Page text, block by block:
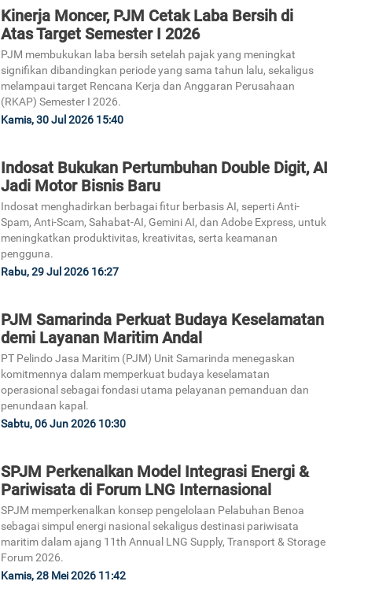
Kinerja Moncer, PJM Cetak Laba Bersih di
Atas Target Semester I 2026
PJM membukukan laba bersih setelah pajak yang meningkat
signifikan dibandingkan periode yang sama tahun lalu, sekaligus
melampaui target Rencana Kerja dan Anggaran Perusahaan
(RKAP) Semester I 2026.
Kamis, 30 Jul 2026 15:40
Indosat Bukukan Pertumbuhan Double Digit, AI
Jadi Motor Bisnis Baru
Indosat menghadirkan berbagai fitur berbasis AI, seperti Anti-
Spam, Anti-Scam, Sahabat-AI, Gemini AI, dan Adobe Express, untuk
meningkatkan produktivitas, kreativitas, serta keamanan
pengguna.
Rabu, 29 Jul 2026 16:27
PJM Samarinda Perkuat Budaya Keselamatan
demi Layanan Maritim Andal
PT Pelindo Jasa Maritim (PJM) Unit Samarinda menegaskan
komitmennya dalam memperkuat budaya keselamatan
operasional sebagai fondasi utama pelayanan pemanduan dan
penundaan kapal.
Sabtu, 06 Jun 2026 10:30
SPJM Perkenalkan Model Integrasi Energi &
Pariwisata di Forum LNG Internasional
SPJM memperkenalkan konsep pengelolaan Pelabuhan Benoa
sebagai simpul energi nasional sekaligus destinasi pariwisata
maritim dalam ajang 11th Annual LNG Supply, Transport & Storage
Forum 2026.
Kamis, 28 Mei 2026 11:42